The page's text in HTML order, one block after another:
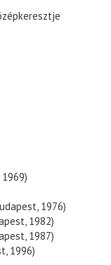
1976)
1982)
1987)
1996)